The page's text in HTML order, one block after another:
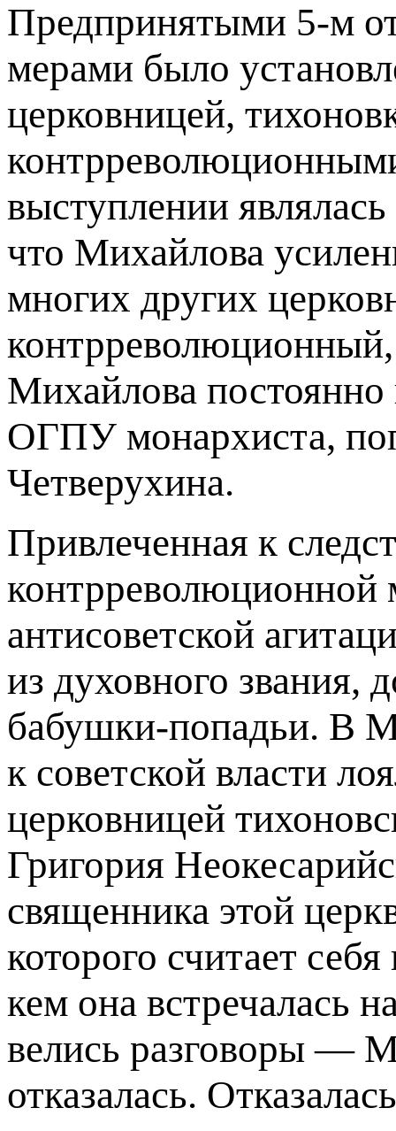
Предпринятыми 5-м
мерами было
церковницей,
выступлении
что Михайлова
многих других
Михайлова постоянно
ОГПУ монархиста,
Четверухина.
Привлеченная к
контрреволюционной
антисоветской
из духовного звания,
бабушки-попадьи. В
к советской власти
церковницей
Григория
священника этой
которого считает
кем она встречалась
велись разговоры —
отказалась.